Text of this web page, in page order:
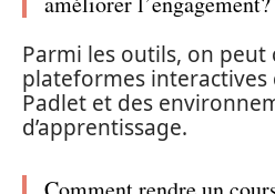
Parmi les outils, on peut
plateformes interactives
Padlet et des
d’apprentissage.